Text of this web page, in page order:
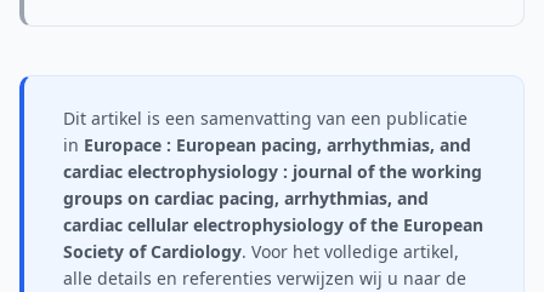
Dit artikel is een samenvatting van een publicatie
in Europace : European pacing, arrhythmias, and
cardiac electrophysiology : journal of the working
groups on cardiac pacing, arrhythmias, and
cardiac cellular electrophysiology of the European
Society of Cardiology. Voor het volledige artikel,
alle details en referenties verwijzen wij u naar de